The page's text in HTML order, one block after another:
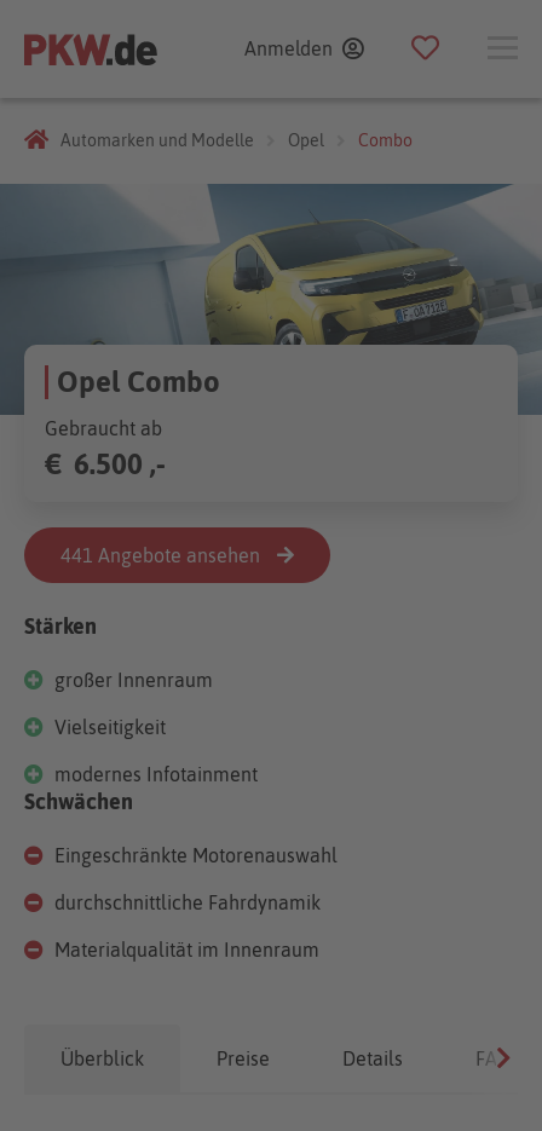
Anmelden
Automarken und Modelle Opel Combo
Opel Combo
Gebraucht ab
€ 6.500 ,-
441 Angebote ansehen
Stärken
großer Innenraum
Vielseitigkeit
modernes Infotainment
Schwächen
Eingeschränkte Motorenauswahl
durchschnittliche Fahrdynamik
Materialqualität im Innenraum
Überblick Preise Details FAQ